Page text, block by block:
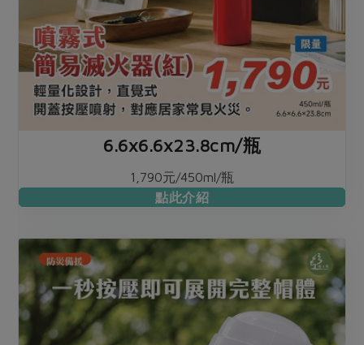
6.6x6.6x23.8cm/瓶
1,790元/450ml/瓶
點此介紹